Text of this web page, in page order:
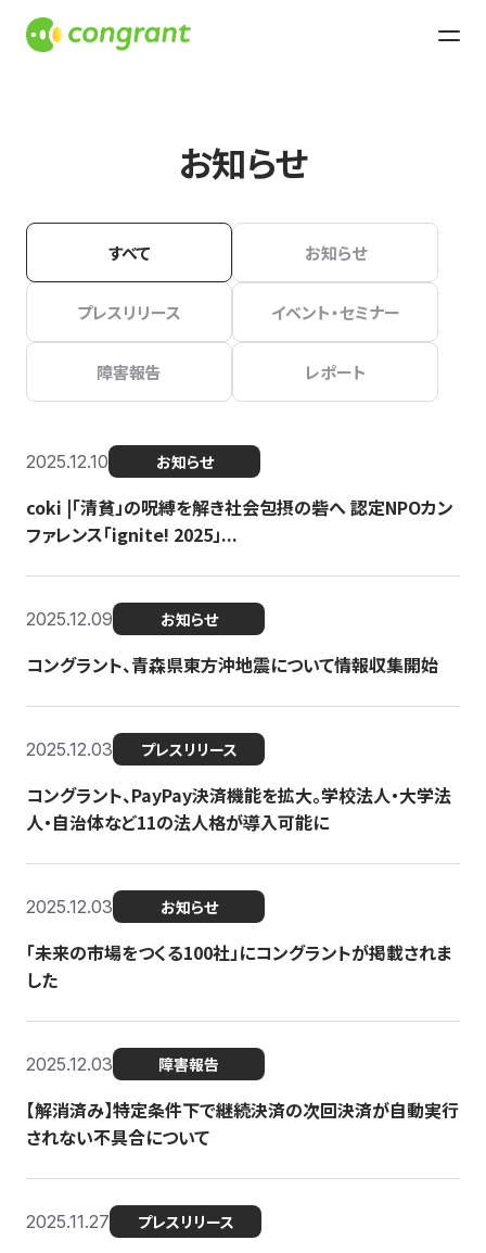
お知らせ
すべて お知らせ
プレスリリース イベント・セミナー
障害報告 レポート
2025.12.10 お知らせ
coki |「清貧」の呪縛を解き社会包摂の砦へ 認定NPOカン
ファレンス「ignite! 2025」...
2025.12.09 お知らせ
コングラント、青森県東方沖地震について情報収集開始
2025.12.03 プレスリリース
コングラント、PayPay決済機能を拡大。学校法人・大学法
人・自治体など11の法人格が導入可能に
2025.12.03 お知らせ
「未来の市場をつくる100社」にコングラントが掲載されま
した
2025.12.03 障害報告
【解消済み】特定条件下で継続決済の次回決済が自動実行
されない不具合について
2025.11.27 プレスリリース